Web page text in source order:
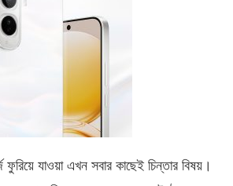
ফুরিয়ে যাওয়া এখন সবার কাছেই চিন্তার বিষয়।